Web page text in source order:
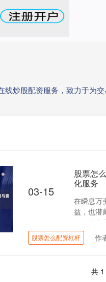
线炒股配资服务，致力于为
03-15
股票怎
化服务
在瞬息万
益，也潜
存的股
股票怎么配资杠杆 作
共